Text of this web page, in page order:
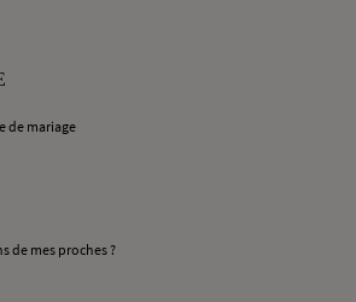
de mariage
de mes proches ?